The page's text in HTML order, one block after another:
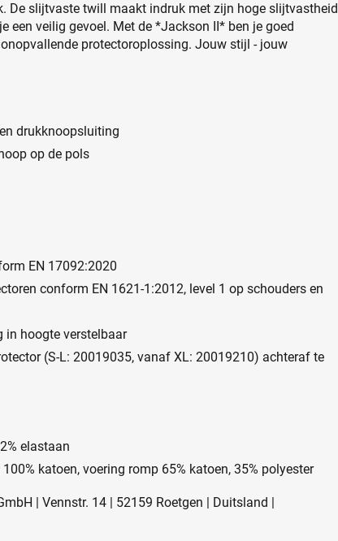
De slijtvaste twill maakt indruk met zijn hoge slijtvastheid
een veilig gevoel. Met de *Jackson II* ben je goed
protectoroplossing. Jouw stijl - jouw
drukknoopsluiting
op de pols
EN 17092:2020
conform EN 1621-1:2012, level 1 op schouders en
in hoogte verstelbaar
(S-L: 20019035, vanaf XL: 20019210) achteraf te
elastaan
katoen, voering romp 65% katoen, 35% polyester
| Vennstr. 14 | 52159 Roetgen | Duitsland |